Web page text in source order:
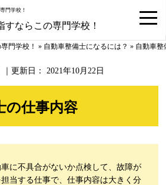
門学校！
門学校！ » 自動車整備士になるには？ » 自動車整
｜更新日：2021年10月22日
の仕事内容
に不具合がないか点検して、故障が
当する仕事で、仕事内容は大きく分